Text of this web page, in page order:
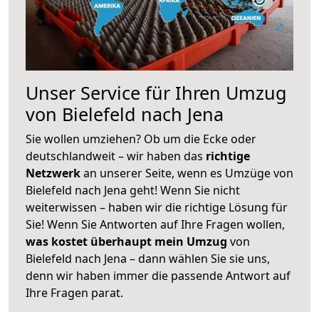
Unser Service für Ihren Umzug
von Bielefeld nach Jena
Sie wollen umziehen? Ob um die Ecke oder
deutschlandweit – wir haben das richtige
Netzwerkan unserer Seite, wenn es Umzüge von
Bielefeld nach Jena geht! Wenn Sie nicht
weiterwissen – haben wir die richtige Lösung für
Sie! Wenn Sie Antworten auf Ihre Fragen wollen,
was kostet überhaupt mein Umzug von
Bielefeld nach Jena – dann wählen Sie sie uns,
denn wir haben immer die passende Antwort auf
Ihre Fragen parat.